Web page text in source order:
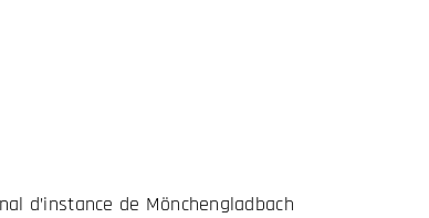
d’instance de Mönchengladbach